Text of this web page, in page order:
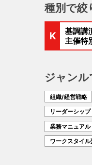
種別で絞
基調講
主催特
ジャン
組織/経営戦略
リーダーシッ
業務マニュア
ワークスタイ